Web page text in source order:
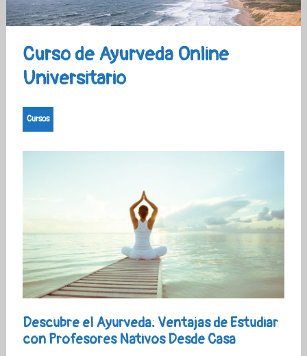
Curso de Ayurveda Online
Universitario
Cursos
Descubre el Ayurveda: Ventajas de Estudiar
con Profesores Nativos Desde Casa